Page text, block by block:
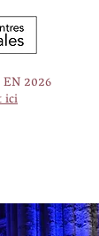
2026
ici